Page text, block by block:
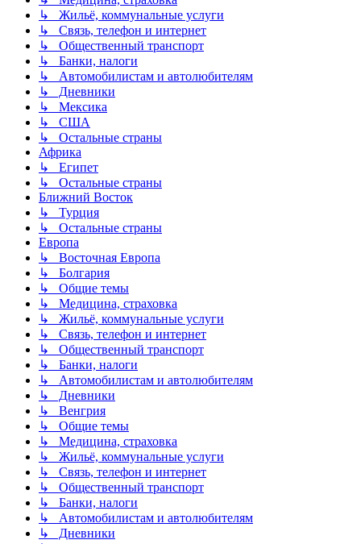
↳ Жильё, коммунальные услуги
↳ Связь, телефон и интернет
↳ Общественный транспорт
↳ Банки, налоги
↳ Автомобилистам и автолюбителям
↳ Дневники
↳ Мексика
↳ США
↳ Остальные страны
Африка
↳ Египет
↳ Остальные страны
Ближний Восток
↳ Турция
↳ Остальные страны
Европа
↳ Восточная Европа
↳ Болгария
↳ Общие темы
↳ Медицина, страховка
↳ Жильё, коммунальные услуги
↳ Связь, телефон и интернет
↳ Общественный транспорт
↳ Банки, налоги
↳ Автомобилистам и автолюбителям
↳ Дневники
↳ Венгрия
↳ Общие темы
↳ Медицина, страховка
↳ Жильё, коммунальные услуги
↳ Связь, телефон и интернет
↳ Общественный транспорт
↳ Банки, налоги
↳ Автомобилистам и автолюбителям
↳ Дневники